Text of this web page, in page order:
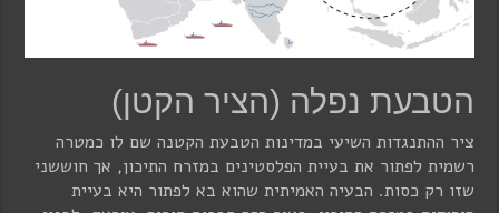
הטבעת נפלה (הציר הקטן)
ציר ההתנגדות השיעי במדינות הטבעת הקטנה שם לו כמטרה
רשמית לפתור את בעיית הפלסטינים במזרח התיכון, אך חוששני
שזו רק כסות. הבעיה האמיתית שהוא בא לפתור היא בעיית